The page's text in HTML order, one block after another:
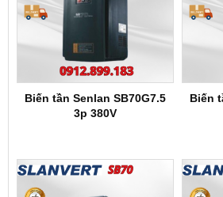
Biến tần Senlan SB70G7.5
3p 380V
Biến